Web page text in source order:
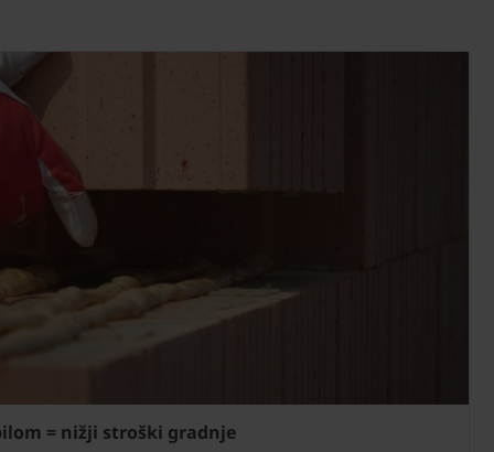
= nižji stroški gradnje